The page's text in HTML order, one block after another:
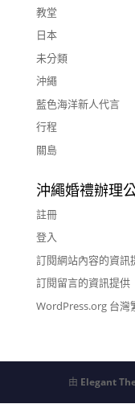
教堂
日本
未分類
沖繩
藍色海洋新人代言
行程
關島
沖繩婚禮辦理
註冊
登入
訂閱網站內容的資訊
訂閱留言的資訊提供
WordPress.org 台灣
由 Elegant